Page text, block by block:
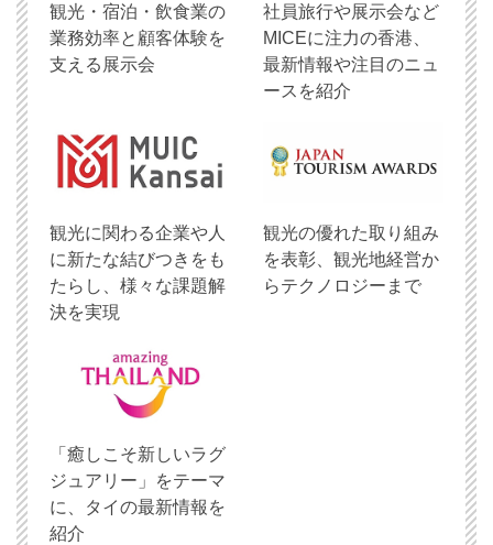
観光・宿泊・飲食業の
業務効率と顧客体験を
支える展示会
社員旅行や展示会など
MICEに注力の香港、
最新情報や注目のニュ
ースを紹介
観光に関わる企業や人
に新たな結びつきをも
たらし、様々な課題解
決を実現
観光の優れた取り組み
を表彰、観光地経営か
らテクノロジーまで
「癒しこそ新しいラグ
ジュアリー」をテーマ
に、タイの最新情報を
紹介